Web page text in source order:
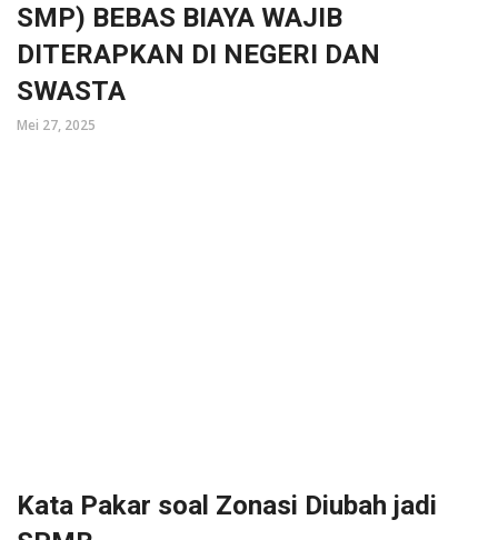
SMP) BEBAS BIAYA WAJIB
DITERAPKAN DI NEGERI DAN
SWASTA
Mei 27, 2025
Kata Pakar soal Zonasi Diubah jadi